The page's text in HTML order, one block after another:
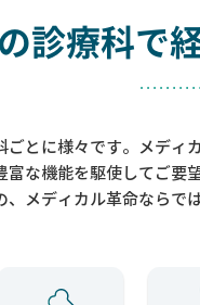
診療科で
とに様々です。メディ
富な機能を駆使してご要
、メディカル革命ならで